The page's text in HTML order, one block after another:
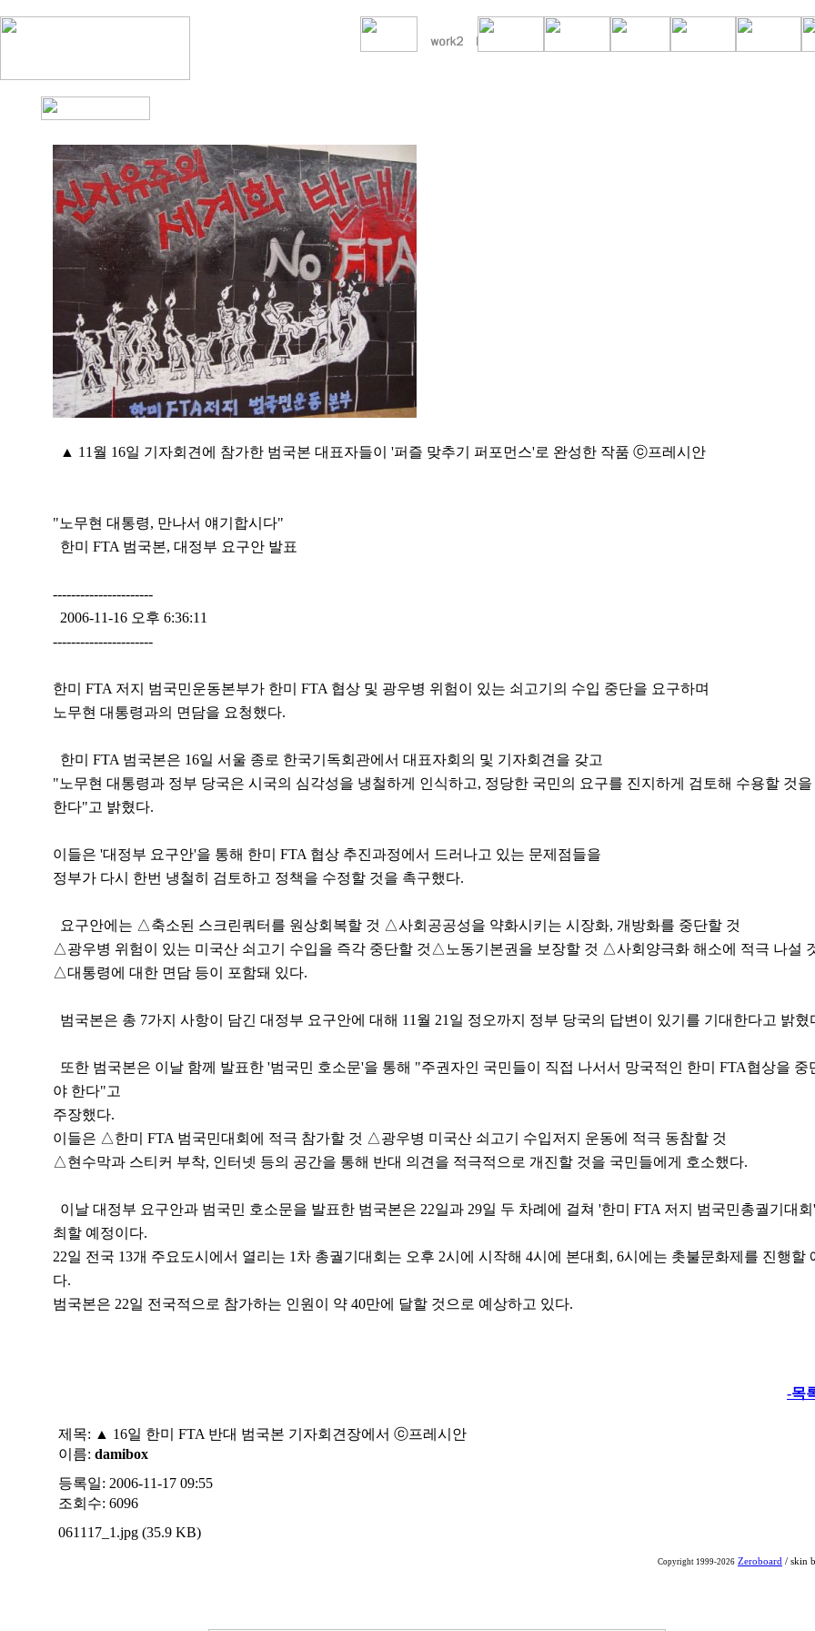
▲ 11월 16일 기자회견에 참가한 범국본 대표자들이 '퍼즐 맞추기 퍼포먼스'로 완성한 작품 ⓒ프레시안
"노무현 대통령, 만나서 얘기합시다"
한미 FTA 범국본, 대정부 요구안 발표
----------------------
2006-11-16 오후 6:36:11
----------------------
한미 FTA 저지 범국민운동본부가 한미 FTA 협상 및 광우병 위험이 있는 쇠고기의 수입 중단을 요구하며
노무현 대통령과의 면담을 요청했다.
한미 FTA 범국본은 16일 서울 종로 한국기독회관에서 대표자회의 및 기자회견을 갖고
"노무현 대통령과 정부 당국은 시국의 심각성을 냉철하게 인식하고, 정당한 국민의 요구를 진지하게 검토해 수용할 것
한다"고 밝혔다.
이들은 '대정부 요구안'을 통해 한미 FTA 협상 추진과정에서 드러나고 있는 문제점들을
정부가 다시 한번 냉철히 검토하고 정책을 수정할 것을 촉구했다.
요구안에는 △축소된 스크린쿼터를 원상회복할 것 △사회공공성을 약화시키는 시장화, 개방화를 중단할 것
△광우병 위험이 있는 미국산 쇠고기 수입을 즉각 중단할 것△노동기본권을 보장할 것 △사회양극화 해소에 적극 나설
△대통령에 대한 면담 등이 포함돼 있다.
범국본은 총 7가지 사항이 담긴 대정부 요구안에 대해 11월 21일 정오까지 정부 당국의 답변이 있기를 기대한다고 밝혔
또한 범국본은 이날 함께 발표한 '범국민 호소문'을 통해 "주권자인 국민들이 직접 나서서 망국적인 한미 FTA협상을 중
야 한다"고
주장했다.
이들은 △한미 FTA 범국민대회에 적극 참가할 것 △광우병 미국산 쇠고기 수입저지 운동에 적극 동참할 것
△현수막과 스티커 부착, 인터넷 등의 공간을 통해 반대 의견을 적극적으로 개진할 것을 국민들에게 호소했다.
이날 대정부 요구안과 범국민 호소문을 발표한 범국본은 22일과 29일 두 차례에 걸쳐 '한미 FTA 저지 범국민총궐기대
최할 예정이다.
22일 전국 13개 주요도시에서 열리는 1차 총궐기대회는 오후 2시에 시작해 4시에 본대회, 6시에는 촛불문화제를 진행할
다.
범국본은 22일 전국적으로 참가하는 인원이 약 40만에 달할 것으로 예상하고 있다.
-목
제목: ▲ 16일 한미 FTA 반대 범국본 기자회견장에서 ⓒ프레시안
이름: damibox
등록일: 2006-11-17 09:55
조회수: 6096
061117_1.jpg (35.9 KB)
Copyright 1999-2026 Zeroboard / skin